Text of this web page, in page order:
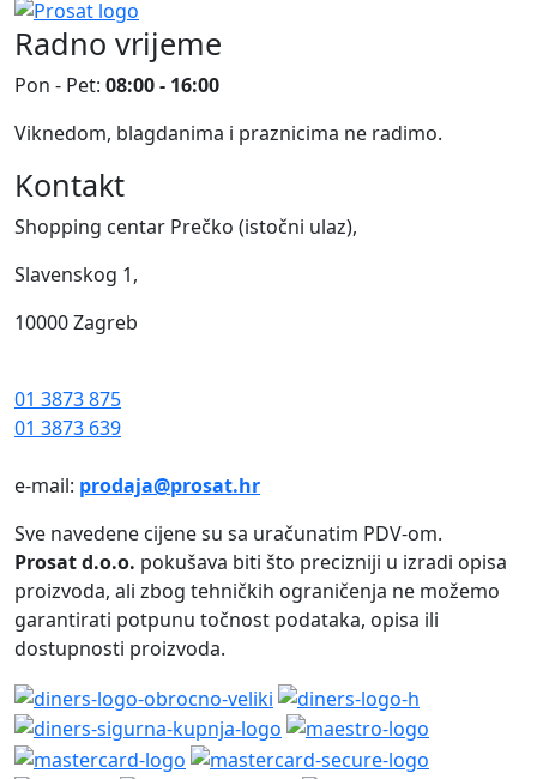
Radno vrijeme
Pon - Pet: 08:00 - 16:00
Viknedom, blagdanima i praznicima ne radimo.
Kontakt
Shopping centar Prečko (istočni ulaz),
Slavenskog 1,
10000 Zagreb
01 3873 875
01 3873 639
e-mail: prodaja@prosat.hr
Sve navedene cijene su sa uračunatim PDV-om.
Prosat d.o.o. pokušava biti što precizniji u izradi opisa
proizvoda, ali zbog tehničkih ograničenja ne možemo
garantirati potpunu točnost podataka, opisa ili
dostupnosti proizvoda.